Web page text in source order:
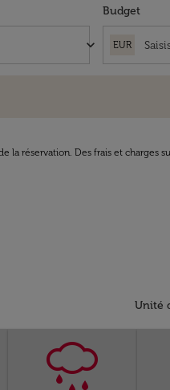
keyboard_arrow_down
Budget
EUR
réservation. Des frais et charges
Unité